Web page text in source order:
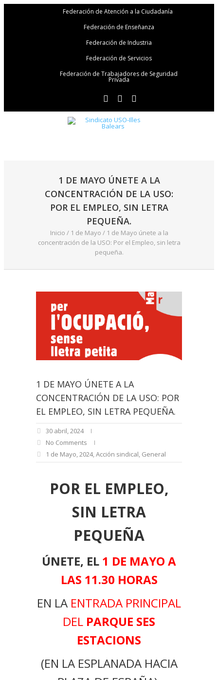
Federación de Atención a la Ciudadanía
Federación de Enseñanza
Federación de Industria
Federación de Servicios
Federación de Trabajadores de Seguridad
Privada
1 DE MAYO ÚNETE A LA
CONCENTRACIÓN DE LA USO:
POR EL EMPLEO, SIN LETRA
PEQUEÑA.
Inicio / 1 de Mayo / 1 de Mayo únete a la
concentración de la USO: Por el Empleo, sin letra
pequeña.
1 DE MAYO ÚNETE A LA
CONCENTRACIÓN DE LA USO: POR
EL EMPLEO, SIN LETRA PEQUEÑA.
30 abril, 2024
No Comments
1 de Mayo 2024, Acción sindical General
POR EL EMPLEO,
SIN LETRA
PEQUEÑA
ÚNETE, EL 1 DE MAYO A
LAS 11.30 HORAS
EN LA ENTRADA PRINCIPAL
DEL PARQUE SES
ESTACIONS
(EN LA ESPLANADA HACIA